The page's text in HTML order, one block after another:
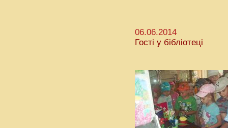
06.06.2014
Гості у бібліотеці